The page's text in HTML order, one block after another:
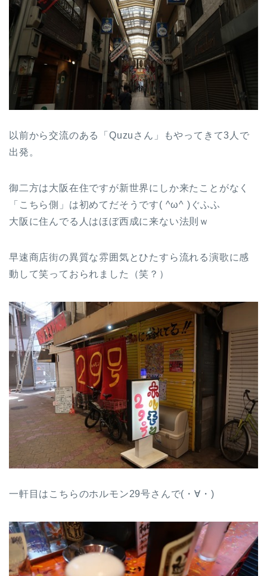
以前から交流のある「Quzuさん」もやってきて3人で
出発。
御二方は大阪在住ですが新世界にしか来たことがなく
「こちら側」は初めてだそうです( ^ω^ )ぐふふ
大阪に住んでる人はほぼ西成に来ない法則ｗ
早速商店街の異質な雰囲気とひたすら流れる演歌に感
動して笑っておられました（笑？）
一軒目はこちらのホルモン29号さんで(・∀・)